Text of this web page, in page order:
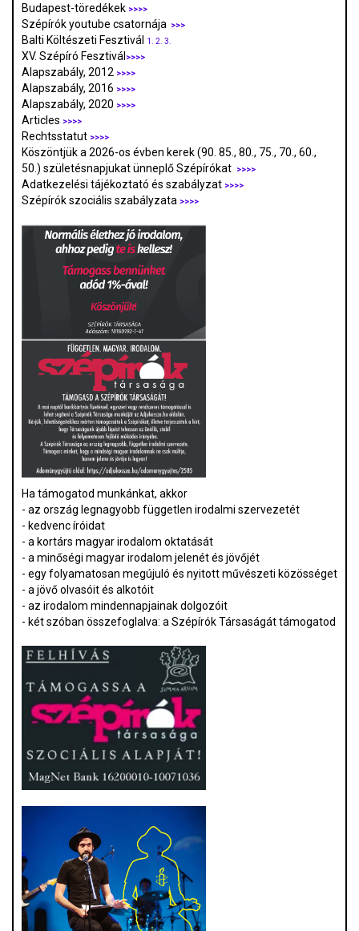
Budapest-töredékek >>>>
Szépírók youtube csatornája >>>
Balti Költészeti Fesztivál 1. 2. 3.
XV. Szépíró Fesztivál >>>>
Alapszabály, 2012 >>>>
Alapszabály, 2016 >>>>
Alapszabály, 2020 >>>>
Articles >>>>
Rechtsstatut >>>>
Köszöntjük a 2026-os évben kerek (90. 85., 80., 75., 70., 60.,
50.) születésnapjukat ünneplő Szépírókat
>>>>
Adatkezelési tájékoztató és szabályzat >>>>
Szépírók szociális szabályzata >>>>
Ha támogatod munkánkat, akkor
- az ország legnagyobb független irodalmi szervezetét
- kedvenc íróidat
- a kortárs magyar irodalom oktatását
- a minőségi magyar irodalom jelenét és jövőjét
- egy folyamatosan megújuló és nyitott művészeti közösséget
- a jövő olvasóit és alkotóit
- az irodalom mindennapjainak dolgozóit
- két szóban összefoglalva: a Szépírók Társaságát támogatod